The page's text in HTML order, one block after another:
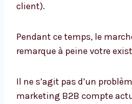
client).
Pendant ce temps, le
remarque à peine votre
Il ne s’agit pas d’un
marketing B2B compte